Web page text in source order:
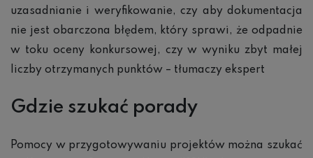
uzasadnianie i weryfikowanie, czy aby dokumentacja
nie jest obarczona błędem, który sprawi, że odpadnie
w toku oceny konkursowej, czy w wyniku zbyt małej
liczby otrzymanych punktów – tłumaczy ekspert
Gdzie szukać porady
Pomocy w przygotowywaniu projektów można szukać